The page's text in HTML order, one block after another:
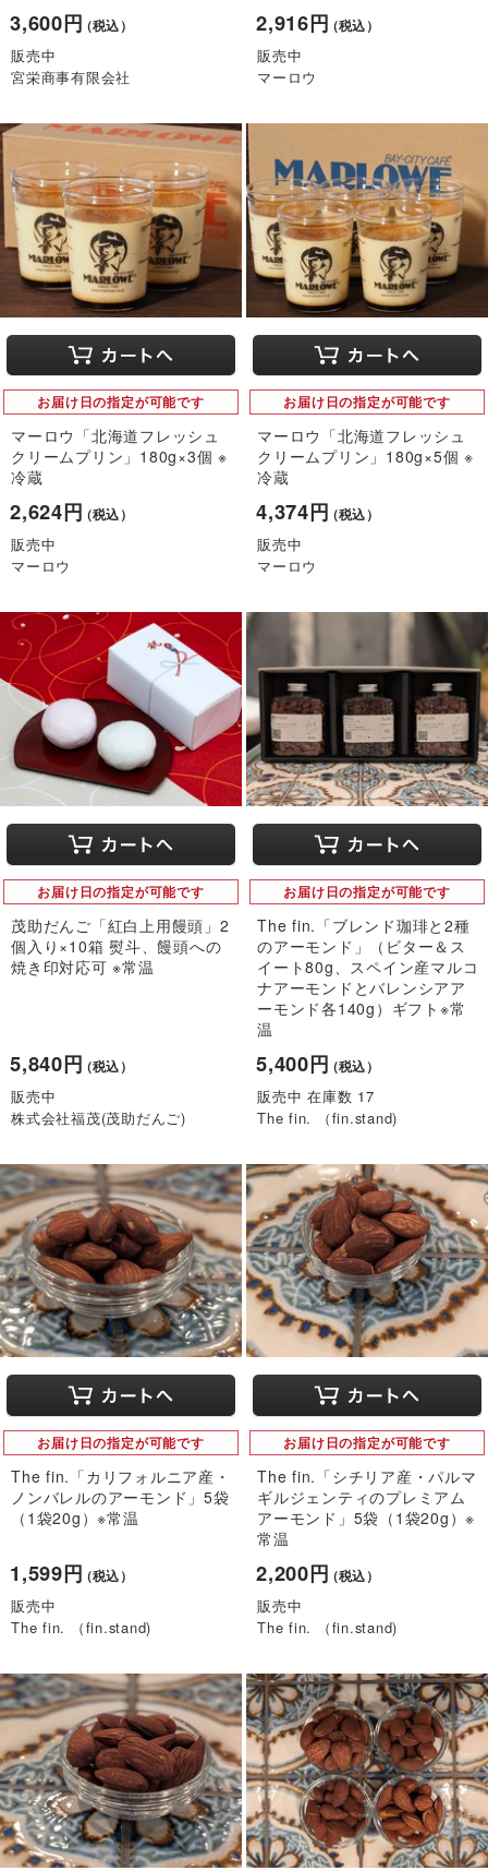
3,600円（税込）
販売中
宮栄商事有限会社
2,916円（税込）
販売中
マーロウ
お届け日の指定が可能です
マーロウ「北海道フレッシュ
クリームプリン」180g×3個 ※
冷蔵
2,624円（税込）
販売中
マーロウ
お届け日の指定が可能です
マーロウ「北海道フレッシュ
クリームプリン」180g×5個 ※
冷蔵
4,374円（税込）
販売中
マーロウ
お届け日の指定が可能です
茂助だんご「紅白上用饅頭」2
個入り×10箱 熨斗、饅頭への
焼き印対応可 ※常温
5,840円（税込）
販売中
株式会社福茂(茂助だんご)
お届け日の指定が可能です
The fin.「ブレンド珈琲と2種
のアーモンド」（ビター＆ス
イート80g、スペイン産マルコ
ナアーモンドとバレンシアア
ーモンド各140g）ギフト※常
温
5,400円（税込）
販売中 在庫数 17
The fin. （fin.stand)
お届け日の指定が可能です
The fin.「カリフォルニア産・
ノンバレルのアーモンド」5袋
（1袋20g）※常温
1,599円（税込）
販売中
The fin. （fin.stand)
お届け日の指定が可能です
The fin.「シチリア産・パルマ
ギルジェンティのプレミアム
アーモンド」5袋（1袋20g）※
常温
2,200円（税込）
販売中
The fin. （fin.stand)